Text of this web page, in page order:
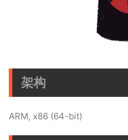
架构
ARM, x86 (64-bit)